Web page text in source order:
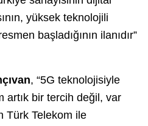
yüksek teknolojili
başladığının ilanıdır”
, “5G teknolojisiyle
artık bir tercih değil, var
Türk Telekom ile